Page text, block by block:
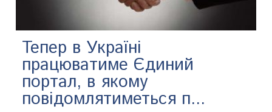
Тепер в Україні
працюватиме Єдиний
портал, в якому
повідомлятиметься п...